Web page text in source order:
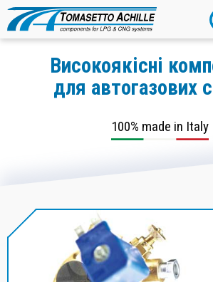
Високоякісні
для автогазових
100% made in Italy